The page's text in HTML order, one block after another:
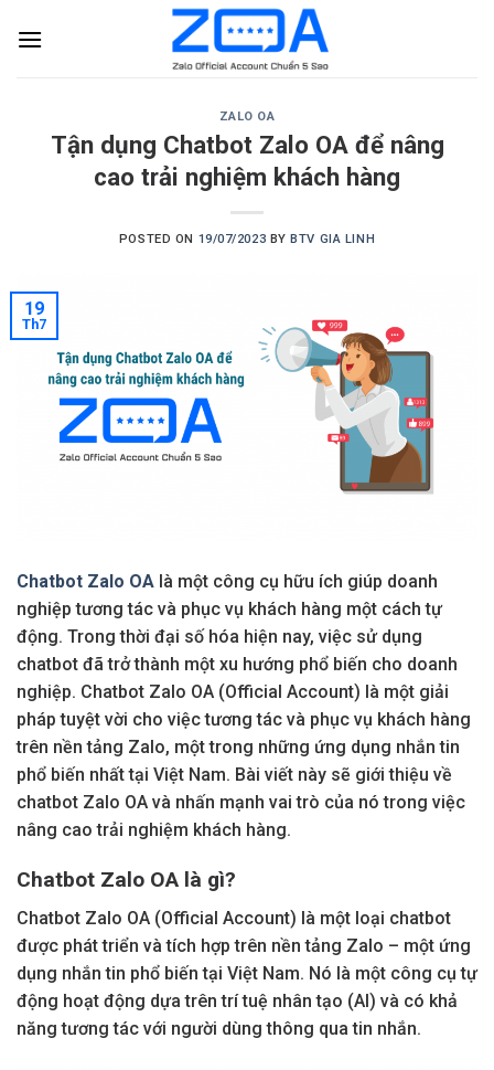
ZALO OA
Tận dụng Chatbot Zalo OA để nâng
cao trải nghiệm khách hàng
POSTED ON 19/07/2023 BYBTV GIA LINH
19
Th7
Chatbot Zalo OA là một công cụ hữu ích giúp doanh
nghiệp tương tác và phục vụ khách hàng một cách tự
động. Trong thời đại số hóa hiện nay, việc sử dụng
chatbot đã trở thành một xu hướng phổ biến cho doanh
nghiệp. Chatbot Zalo OA (Official Account) là một giải
pháp tuyệt vời cho việc tương tác và phục vụ khách hàng
trên nền tảng Zalo, một trong những ứng dụng nhắn tin
phổ biến nhất tại Việt Nam. Bài viết này sẽ giới thiệu về
chatbot Zalo OA và nhấn mạnh vai trò của nó trong việc
nâng cao trải nghiệm khách hàng.
Chatbot Zalo OA là gì?
Chatbot Zalo OA (Official Account) là một loại chatbot
được phát triển và tích hợp trên nền tảng Zalo – một ứng
dụng nhắn tin phổ biến tại Việt Nam. Nó là một công cụ tự
động hoạt động dựa trên trí tuệ nhân tạo (AI) và có khả
năng tương tác với người dùng thông qua tin nhắn.